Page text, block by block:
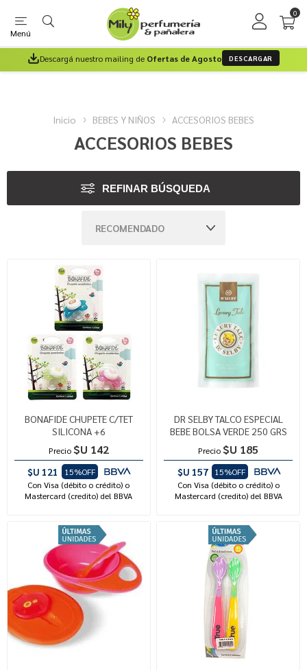
Menú
0
Descargá nuestro mailing de Ofertas de Agosto DESCARGAR
Inicio BEBES Y NIÑOS ACCESORIOS BEBES
ACCESORIOS BEBES
REFINAR BÚSQUEDA
BONAFIDE CHUPETE C/TET
SILICONA +6
Precio $U 142
$U 121
15%OFF
Con Visa (débito o crédito) o
Mastercard (credito) del BBVA
DR SELBY TALCO ESPECIAL
BEBE BOLSA VERDE 250 GRS
Precio $U 185
$U 157
15%OFF
Con Visa (débito o crédito) o
Mastercard (credito) del BBVA